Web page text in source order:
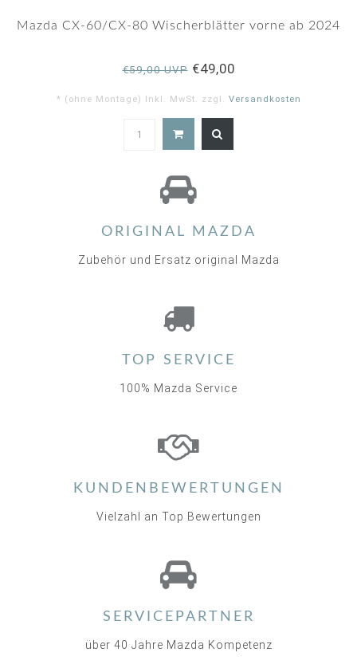
Mazda CX-60/CX-80 Wischerblätter vorne ab 2024
€59,00 UVP€49,00
* (ohne Montage) Inkl. MwSt. zzgl. Versandkosten
ORIGINAL MAZDA
Zubehör und Ersatz original Mazda
TOP SERVICE
100% Mazda Service
KUNDENBEWERTUNGEN
Vielzahl an Top Bewertungen
SERVICEPARTNER
über 40 Jahre Mazda Kompetenz